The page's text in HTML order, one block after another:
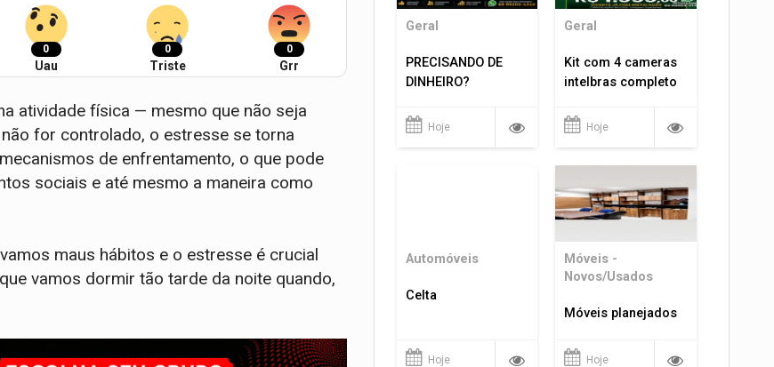
0
Uau
0
Triste
0
Grr
atividade física — mesmo que não seja
for controlado, o estresse se torna
de enfrentamento, o que pode
sociais e até mesmo a maneira como
maus hábitos e o estresse é crucial
vamos dormir tão tarde da noite quando,
Geral
PRECISANDO DE
DINHEIRO?
Hoje
Geral
Kit com 4 cameras
intelbras completo
Hoje
Automóveis
Celta
Hoje
Móveis -
Novos/Usados
Móveis planejados
Hoje